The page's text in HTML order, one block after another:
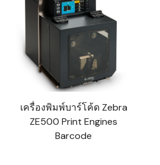
เครื่องพิมพ์บาร์โค้ด Zebra
ZE500 Print Engines
Barcode